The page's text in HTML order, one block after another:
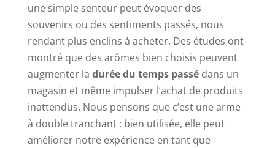
une simple senteur peut évoquer des
souvenirs ou des sentiments passés, nous
rendant plus enclins à acheter. Des études ont
montré que des arômes bien choisis peuvent
augmenter la durée du temps passédans un
magasin et même impulser l’achat de produits
inattendus. Nous pensons que c’est une arme
à double tranchant : bien utilisée, elle peut
améliorer notre expérience en tant que